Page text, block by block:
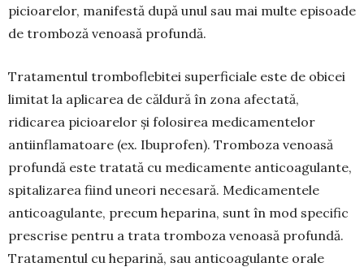
picioarelor, manifestă după unul sau mai multe episoade
de tromboză venoasă profundă.
Tratamentul tromboflebitei superficiale este de obicei
limitat la aplicarea de căldură în zona afectată,
ridicarea picioa­relor și folosirea medi­ca­mentelor
antiin­flama­toare (ex. Ibuprofen). Trom­boza venoasă
pro­fundă este tratată cu me­dicamen­te anticoagu­lan­te,
spitalizarea fiind une­ori necesa­ră. Medica­men­­tele
anticoagulante, precum hepa­rina, sunt în mod specific
prescrise pentru a trata tromboza venoasă profundă.
Trata­men­tul cu hepa­rină, sau anticoagulante orale